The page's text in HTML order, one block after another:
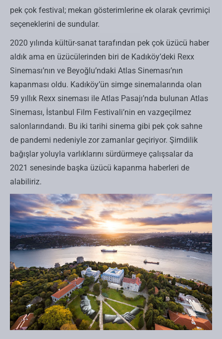
pek çok festival; mekan gösterimlerine ek olarak çevrimiçi
seçeneklerini de sundular.
2020 yılında kültür-sanat tarafından pek çok üzücü haber
aldık ama en üzücülerinden biri de Kadıköy’deki Rexx
Sineması’nın ve Beyoğlu’ndaki Atlas Sineması’nın
kapanması oldu. Kadıköy’ün simge sinemalarında olan
59 yıllık Rexx sineması ile Atlas Pasajı’nda bulunan Atlas
Sineması, İstanbul Film Festivali’nin en vazgeçilmez
salonlarındandı. Bu iki tarihi sinema gibi pek çok sahne
de pandemi nedeniyle zor zamanlar geçiriyor. Şimdilik
bağışlar yoluyla varlıklarını sürdürmeye çalışsalar da
2021 senesinde başka üzücü kapanma haberleri de
alabiliriz.